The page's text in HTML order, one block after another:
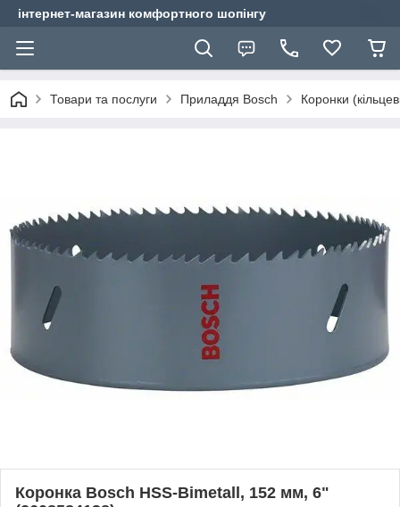
інтернет-магазин комфортного шопінгу
Товари та послуги Приладдя Bosch Коронки
Коронка Bosch HSS-Bimetall, 152 мм, 6ʺ